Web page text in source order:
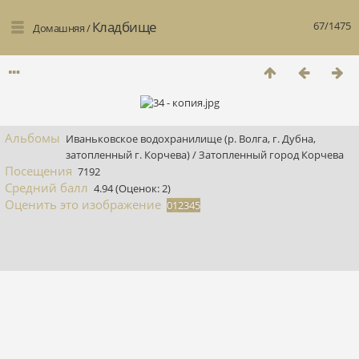
67/1475
Домашняя/Кладбище
Альбомы Иваньковское водохранилище (р. Волга, г. Дубна,
затопленный г. Корчева)/Затопленный город Корчева
Посещения 7192
Средний балл 4.94(Оценок: 2)
Оценить это изображение